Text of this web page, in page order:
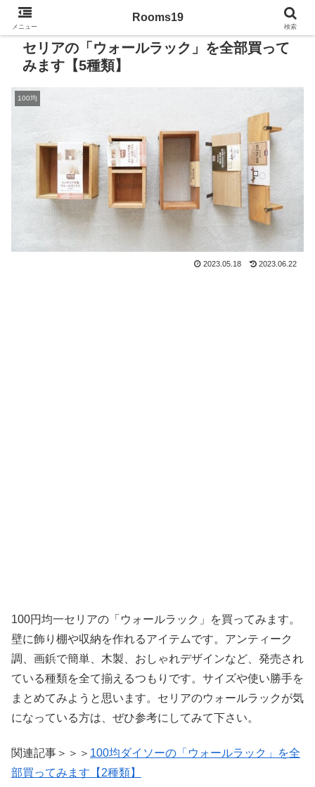
セリアの「ウォールラック」を全部買って
みます【5種類】
100均
2023.05.18 2023.06.22
100円均一セリアの「ウォールラック」を買ってみます。
壁に飾り棚や収納を作れるアイテムです。アンティーク
調、画鋲で簡単、木製、おしゃれデザインなど、発売され
ている種類を全て揃えるつもりです。サイズや使い勝手を
まとめてみようと思います。セリアのウォールラックが気
になっている方は、ぜひ参考にしてみて下さい。
関連記事＞＞＞ 100均ダイソーの「ウォールラック」を全
部買ってみます【2種類】
メニュー
Rooms19
検索